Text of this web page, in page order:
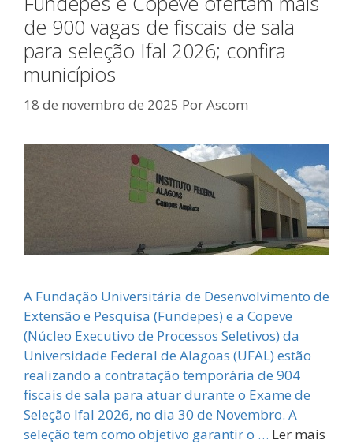
de 900 vagas de fiscais de sala
para seleção Ifal 2026; confira
municípios
18 de novembro de 2025 PorAscom
A Fundação Universitária de Desenvolvimento de
Extensão e Pesquisa (Fundepes) e a Copeve
(Núcleo Executivo de Processos Seletivos) da
Universidade Federal de Alagoas (UFAL) estão
realizando a contratação temporária de 904
fiscais de sala para atuar durante o Exame de
Seleção Ifal 2026, no dia 30 de Novembro. A
seleção tem como objetivo garantir o … Ler mais